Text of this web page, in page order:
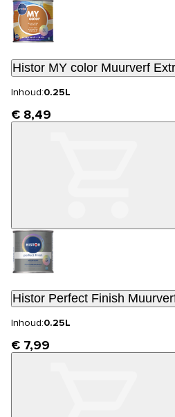
Histor MY color Muurverf
Inhoud:0.25L
€ 8,49
Histor Perfect Finish
Inhoud:0.25L
€ 7,99